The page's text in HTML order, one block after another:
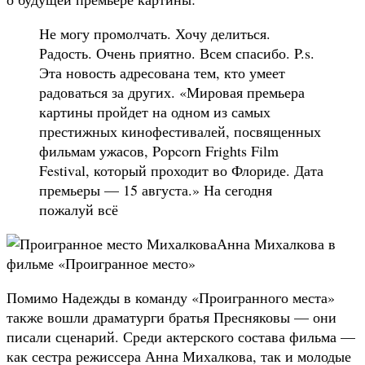
Не могу промолчать. Хочу делиться.
Радость. Очень приятно. Всем спасибо. P.s.
Эта новость адресована тем, кто умеет
радоваться за других. «Мировая премьера
картины пройдет на одном из самых
престижных кинофестивалей, посвященных
фильмам ужасов, Popcorn Frights Film
Festival, который проходит во Флориде. Дата
премьеры — 15 августа.» На сегодня
пожалуй всё
Анна Михалкова в
фильме «Проигранное место»
Помимо Надежды в команду «Проигранного места»
также вошли драматурги братья Пресняковы — они
писали сценарий. Среди актерского состава фильма —
как сестра режиссера Анна Михалкова, так и молодые